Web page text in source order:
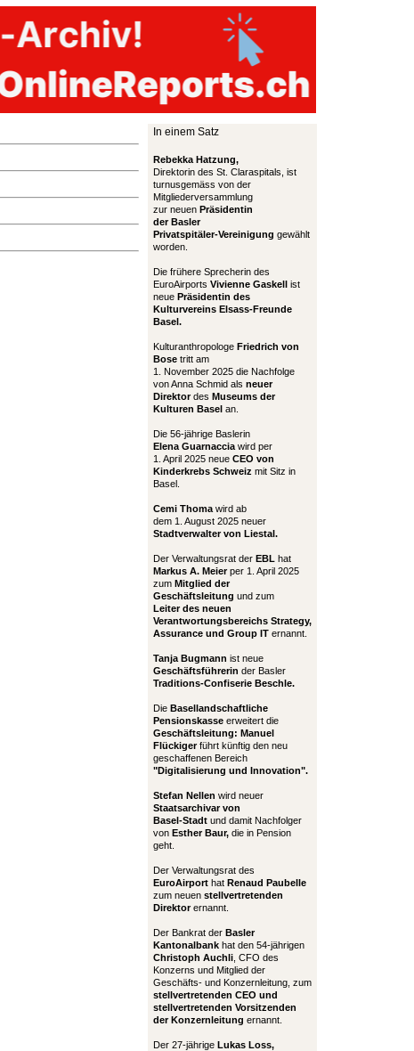
In einem Satz
Rebekka Hatzung,
Direktorin des St. Claraspitals, ist
turnusgemäss von der
Mitgliederversammlung
zur neuen Präsidentin
der Basler
Privatspitäler-Vereinigung gewählt
worden.
Die frühere Sprecherin des
EuroAirports Vivienne Gaskell ist
neue Präsidentin des
Kulturvereins Elsass-Freunde
Basel.
Kulturanthropologe Friedrich von
Bose tritt am
1. November 2025 die Nachfolge
von Anna Schmid als neuer
Direktordes Museums der
Kulturen Basel an.
Die 56-jährige Baslerin
Elena Guarnaccia wird per
1. April 2025 neue CEO von
Kinderkrebs Schweiz mit Sitz in
Basel.
Cemi Thoma wird ab
dem 1. August 2025 neuer
Stadtverwalter von Liestal.
Der Verwaltungsrat der EBL hat
Markus A. Meierper 1. April 2025
zum Mitglied der
Geschäftsleitung und zum
Leiter des neuen
Verantwortungsbereichs Strategy,
Assurance und Group IT ernannt.
Tanja Bugmann ist neue
Geschäftsführerin der Basler
Traditions-Confiserie Beschle.
Die Basellandschaftliche
Pensionskasse erweitert die
Geschäftsleitung: Manuel
Flückigerführt künftig den neu
geschaffenen Bereich
"Digitalisierung und Innovation".
Stefan Nellen wird neuer
Staatsarchivar von
Basel-Stadt und damit Nachfolger
von Esther Baur, die in Pension
geht.
Der Verwaltungsrat des
EuroAirport hat Renaud Paubelle
zum neuen stellvertretenden
Direktorernannt.
Der Bankrat der Basler
Kantonalbank hat den 54-jährigen
Christoph Auchli , CFO des
Konzerns und Mitglied der
Geschäfts- und Konzernleitung, zum
stellvertretenden CEO und
stellvertretenden Vorsitzenden
der Konzernleitung ernannt.
Der 27-jährige Lukas Loss,